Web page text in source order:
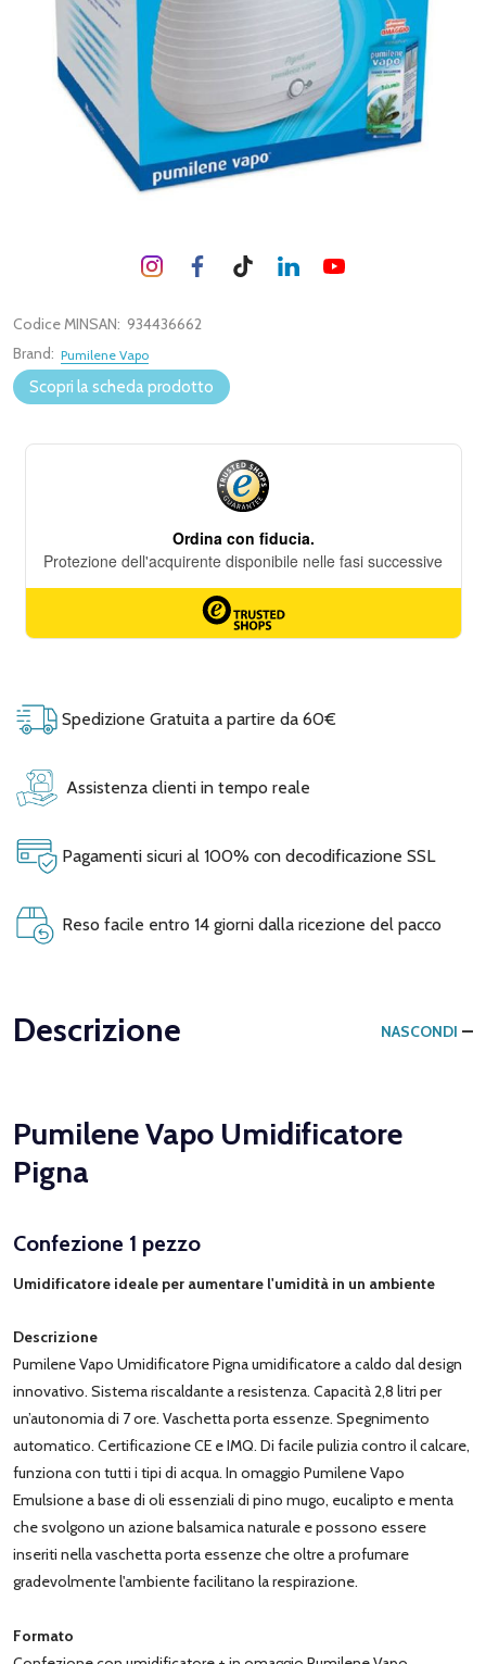
Codice MINSAN: 934436662
Brand: Pumilene Vapo
Scopri la scheda prodotto
Spedizione Gratuita a partire da 60€
Assistenza clienti in tempo reale
Pagamenti sicuri al 100% con decodificazione SSL
Reso facile entro 14 giorni dalla ricezione del pacco
Descrizione NASCONDI
Pumilene Vapo Umidificatore
Pigna
Confezione 1 pezzo
Umidificatore ideale per aumentare l'umidità in un ambiente
Descrizione
Pumilene Vapo Umidificatore Pigna umidificatore a caldo dal design
innovativo. Sistema riscaldante a resistenza. Capacità 2,8 litri per
un’autonomia di 7 ore. Vaschetta porta essenze. Spegnimento
automatico. Certificazione CE e IMQ. Di facile pulizia contro il calcare,
funziona con tutti i tipi di acqua. In omaggio Pumilene Vapo
Emulsione a base di oli essenziali di pino mugo, eucalipto e menta
che svolgono un azione balsamica naturale e possono essere
inseriti nella vaschetta porta essenze che oltre a profumare
gradevolmente l'ambiente facilitano la respirazione.
Formato